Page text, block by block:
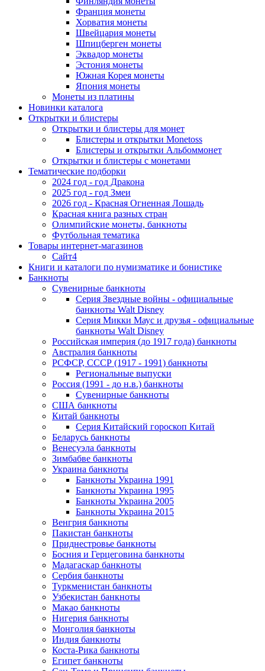
Франция монеты
Хорватия монеты
Швейцария монеты
Шпицберген монеты
Эквадор монеты
Эстония монеты
Южная Корея монеты
Япония монеты
Монеты из платины
Новинки каталога
Открытки и блистеры
Открытки и блистеры для монет
Блистеры и открытки Monetoss
Блистеры и открытки Альбоммонет
Открытки и блистеры с монетами
Тематические подборки
2024 год - год Дракона
2025 год - год Змеи
2026 год - Красная Огненная Лошадь
Красная книга разных стран
Олимпийские монеты, банкноты
Футбольная тематика
Товары интернет-магазинов
Сайт4
Книги и каталоги по нумизматике и бонистике
Банкноты
Сувенирные банкноты
Серия Звездные войны - официальные
банкноты Walt Disney
Серия Микки Маус и друзья - официальные
банкноты Walt Disney
Российская империя (до 1917 года) банкноты
Австралия банкноты
РСФСР, СССР (1917 - 1991) банкноты
Региональные выпуски
Россия (1991 - до н.в.) банкноты
Сувенирные банкноты
США банкноты
Китай банкноты
Серия Китайский гороскоп Китай
Беларусь банкноты
Венесуэла банкноты
Зимбабве банкноты
Украина банкноты
Банкноты Украина 1991
Банкноты Украина 1995
Банкноты Украина 2005
Банкноты Украина 2015
Венгрия банкноты
Пакистан банкноты
Приднестровье банкноты
Босния и Герцеговина банкноты
Мадагаскар банкноты
Сербия банкноты
Туркменистан банкноты
Узбекистан банкноты
Макао банкноты
Нигерия банкноты
Монголия банкноты
Индия банкноты
Коста-Рика банкноты
Египет банкноты